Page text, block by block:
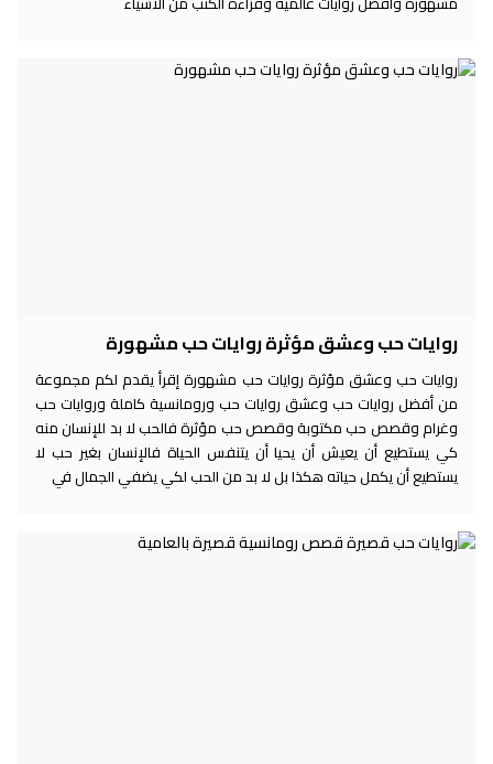
روايات حب وعشق مؤثرة روايات حب مشهورة
روايات حب وعشق مؤثرة روايات حب مشهورة إقرأ يقدم لكم مجموعة
من أفضل روايات حب وعشق روايات حب ورومانسية كاملة وروايات حب
وغرام وقصص حب مكتوبة وقصص حب مؤثرة فالحب لا بد للإنسان منه
كي يستطيع أن يعيش أن يحيا أن يتنفس الحياة فالإنسان بغير حب لا
يستطيع أن يكمل حياته هكذا بل لا بد من الحب لكي يضفي الجمال في